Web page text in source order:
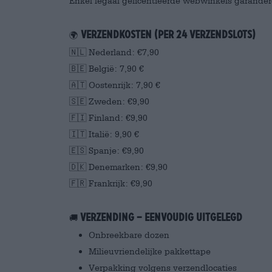
🌍 Verzendkosten (per 24 verzendslots)
🇳🇱 Nederland: €7,90
🇧🇪 België: 7,90 €
🇦🇹 Oostenrijk: 7,90 €
🇸🇪 Zweden: €9,90
🇫🇮 Finland: €9,90
🇮🇹 Italië: 9,90 €
🇪🇸 Spanje: €9,90
🇩🇰 Denemarken: €9,90
🇫🇷 Frankrijk: €9,90
🚚 Verzending – eenvoudig uitgelegd
Onbreekbare dozen
Milieuvriendelijke pakkettape
Verpakking volgens verzendlocaties